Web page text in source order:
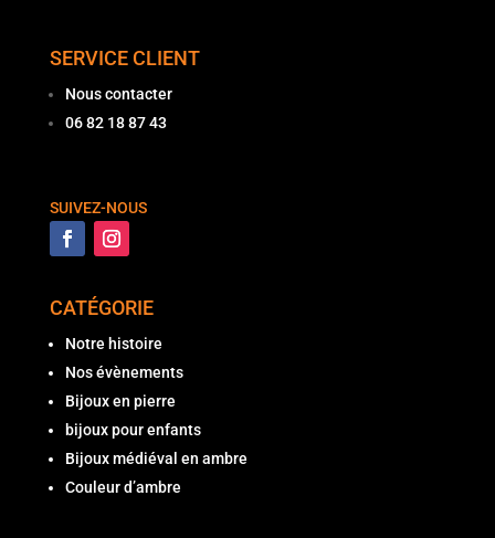
SERVICE CLIENT
Nous contacter
06 82 18 87 43
SUIVEZ-NOUS
CATÉGORIE
Notre histoire
Nos évènements
Bijoux en pierre
bijoux pour enfants
Bijoux médiéval en ambre
Couleur d’ambre